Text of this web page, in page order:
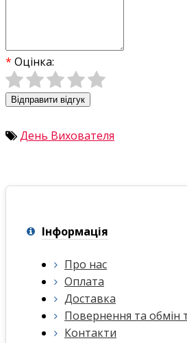
Оцінка:
Відправити відгук
День Вихователя
Інформація
Про нас
Оплата
Доставка
Повернення та обмін
Контакти